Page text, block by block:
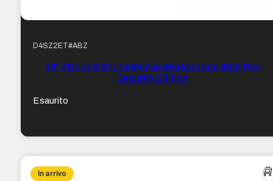
D4SZ2ET#ABZ
16″ ZBook 8 G1i 16 Mobile Workstation Wolf Pro
Security Edition
Esaurito
In arrivo